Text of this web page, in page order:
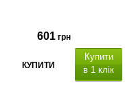
601 грн
КУПИТИ
Купити
в 1 клік